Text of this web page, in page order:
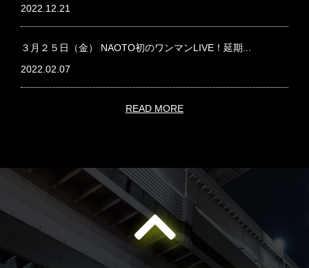
2022.12.21
３月２５日（金） NAOTO初のワンマンLIVE！延期...
2022.02.07
READ MORE